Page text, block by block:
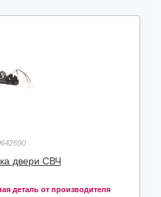
двери СВЧ
деталь от производителя